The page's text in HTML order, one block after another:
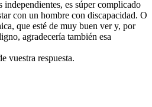
independientes, es súper complicado
con un hombre con discapacidad. O
que esté de muy buen ver y, por
agradecería también esa
vuestra respuesta.